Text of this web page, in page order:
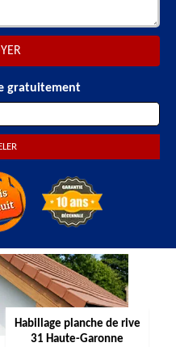
gratuitement
Habillage planche de rive
31 Haute-Garonne